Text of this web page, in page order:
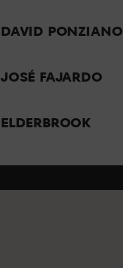
DAVID PONZIANO
JOSÉ FAJARDO
ELDERBROOK